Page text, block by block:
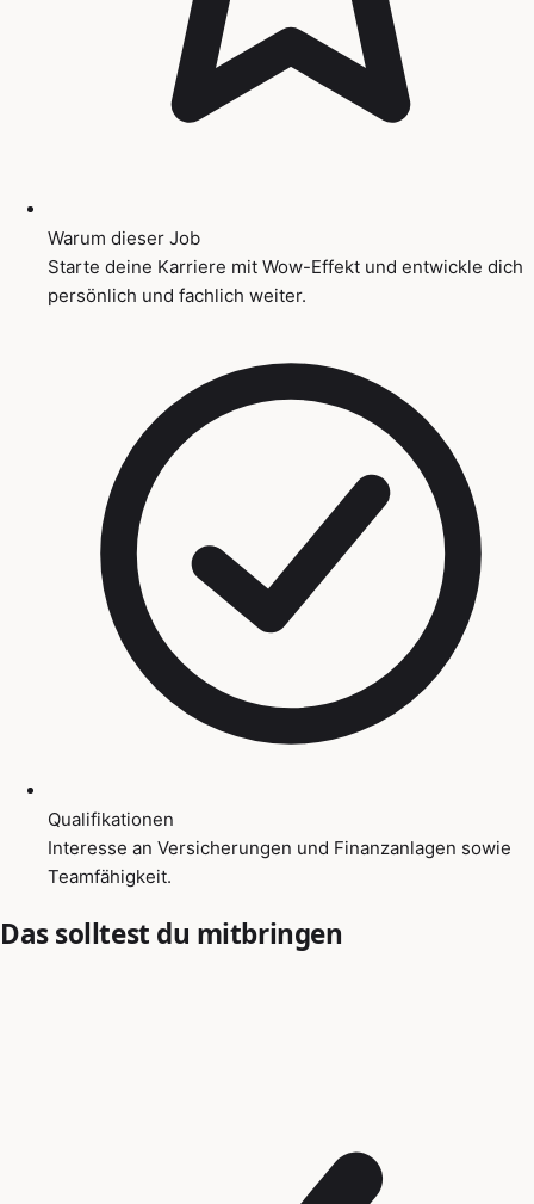
Warum dieser Job
Starte deine Karriere mit Wow-Effekt und entwickle dich
persönlich und fachlich weiter.
Qualifikationen
Interesse an Versicherungen und Finanzanlagen sowie
Teamfähigkeit.
Das solltest du mitbringen